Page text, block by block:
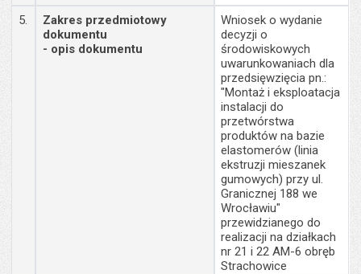
5.
Zakres przedmiotowy
dokumentu
- opis dokumentu
Wniosek o wydanie
decyzji o
środowiskowych
uwarunkowaniach dla
przedsięwzięcia pn.:
"Montaż i eksploatacja
instalacji do
przetwórstwa
produktów na bazie
elastomerów (linia
ekstruzji mieszanek
gumowych) przy ul.
Granicznej 188 we
Wrocławiu"
przewidzianego do
realizacji na działkach
nr 21 i 22 AM-6 obręb
Strachowice